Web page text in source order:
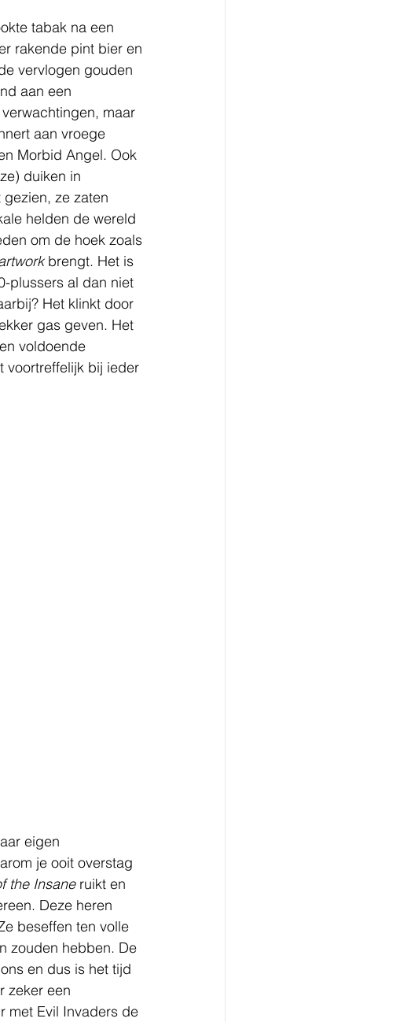
tabak na een
rakende pint bier en
vervlogen gouden
aan een
maar
aan vroege
Morbid Angel. Ook
duiken in
ze zaten
helden de wereld
om de hoek zoals
brengt. Het is
plussers al dan niet
Het klinkt door
gas geven. Het
voldoende
voortreffelijk bij ieder
eigen
je ooit overstag
the Insane ruikt en
Deze heren
beseffen ten volle
zouden hebben. De
en dus is het tijd
zeker een
met Evil Invaders de